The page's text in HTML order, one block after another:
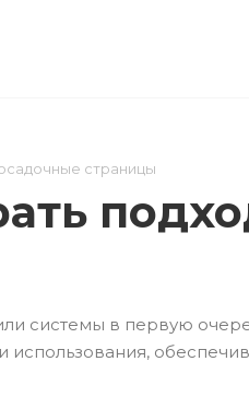
страницы
системы в первую
использования,